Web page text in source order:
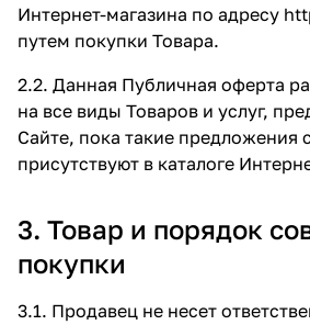
Интернет-магазина по адресу
путем покупки Товара.
2.2. Данная Публичная оферта
на все виды Товаров и услуг,
Сайте, пока такие предложения
присутствуют в каталоге
3. Товар и порядок
покупки
3.1. Продавец не несет